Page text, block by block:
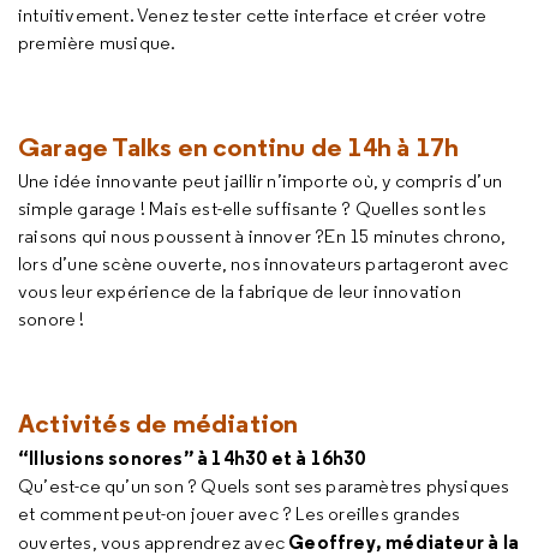
intuitivement. Venez tester cette interface et créer votre
première musique.
Garage Talks en continu de 14h à 17h
Une idée innovante peut jaillir n’importe où, y compris d’un
simple garage ! Mais est-elle suffisante ? Quelles sont les
raisons qui nous poussent à innover ?En 15 minutes chrono,
lors d’une scène ouverte, nos innovateurs partageront avec
vous leur expérience de la fabrique de leur innovation
sonore !
Activités de médiation
“Illusions sonores” à 14h30 et à 16h30
Qu’est-ce qu’un son ? Quels sont ses paramètres physiques
et comment peut-on jouer avec ? Les oreilles grandes
ouvertes, vous apprendrez avec Geoffrey, médiateur à la